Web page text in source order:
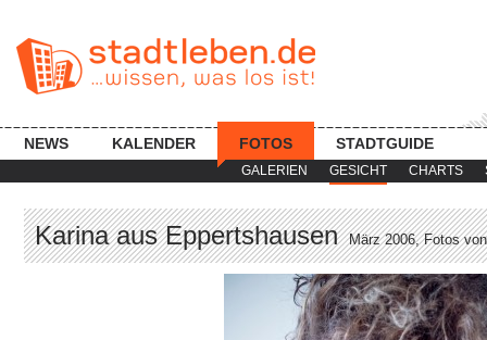
GALERIEN GESICHT CHARTS
NEWS KALENDER FOTOS STADTGUIDE
Karina aus Eppertshausen März 2006, Fotos